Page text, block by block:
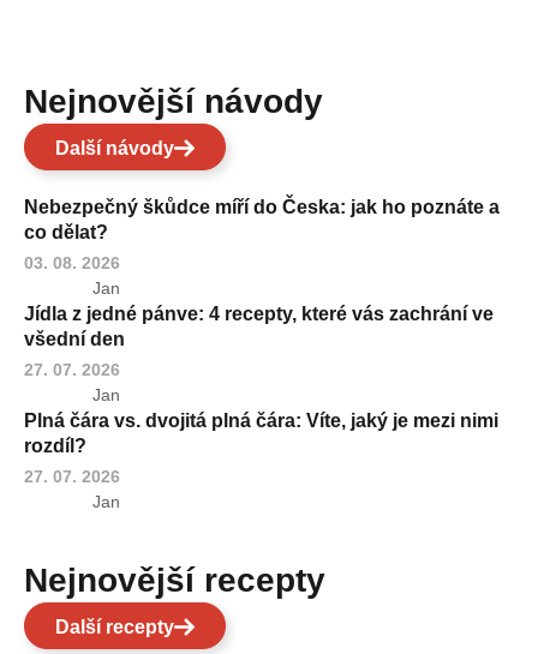
Nejnovější návody
Další návody
Nebezpečný škůdce míří do Česka: jak ho poznáte a
co dělat?
03. 08. 2026
Jan
Jídla z jedné pánve: 4 recepty, které vás zachrání ve
všední den
27. 07. 2026
Jan
Plná čára vs. dvojitá plná čára: Víte, jaký je mezi nimi
rozdíl?
27. 07. 2026
Jan
Nejnovější recepty
Další recepty